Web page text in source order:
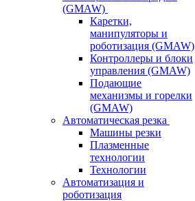
(GMAW)
Каретки,
манипуляторы и
роботизация (GMAW)
Контроллеры и блоки
управления (GMAW)
Подающие
механизмы и горелки
(GMAW)
Автоматическая резка
Машины резки
Плазменные
технологии
Технологии
Автоматизация и
роботизация